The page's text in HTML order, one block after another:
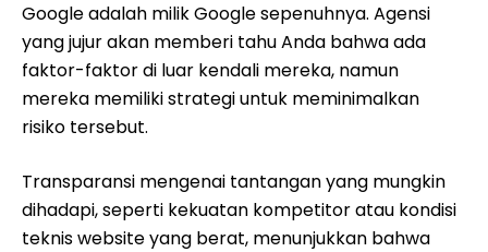
Google adalah milik Google sepenuhnya. Agensi
yang jujur akan memberi tahu Anda bahwa ada
faktor-faktor di luar kendali mereka, namun
mereka memiliki strategi untuk meminimalkan
risiko tersebut.
Transparansi mengenai tantangan yang mungkin
dihadapi, seperti kekuatan kompetitor atau kondisi
teknis website yang berat, menunjukkan bahwa